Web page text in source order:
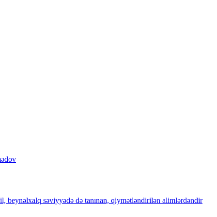
beynəlxalq səviyyədə də tanınan, qiymətləndirilən alimlərdəndir